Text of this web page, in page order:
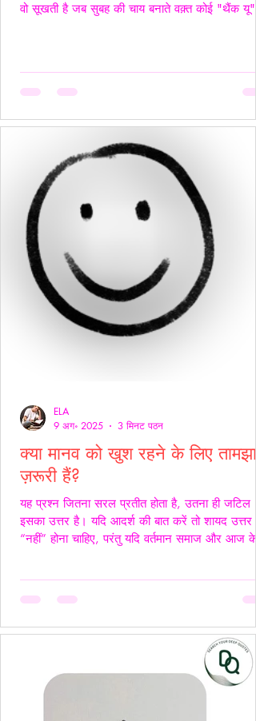
वो सूखती है जब सुबह की चाय बनाते वक़्त कोई "थैंक यू"
सूखती है जब उसकी पसंदें "गृहस्थी के तवे" में जल कर
क्या मानव को खुश रहने के लिए तामझाम
ज़रूरी हैं?
यह प्रश्न जितना सरल प्रतीत होता है, उतना ही जटिल
इसका उत्तर है। यदि आदर्श की बात करें तो शायद उत्तर
“नहीं” होना चाहिए, परंतु यदि वर्तमान समाज और आज के
98% समस्याओं का केंद्र बिंदु पैसा बन चुका है। चाहे वह
सम्मान हो, सुरक्षा हो, शिक्षा हो या स्वास्थ्य हर समस्या का
समाधान धन से जोड़कर देखा जाता है। यह स्थिति यूँ ही
ELA
9 अग॰ 2025
3 मिनट पठन